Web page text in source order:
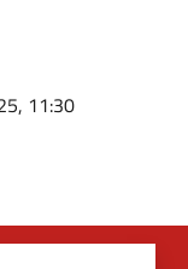
11:30